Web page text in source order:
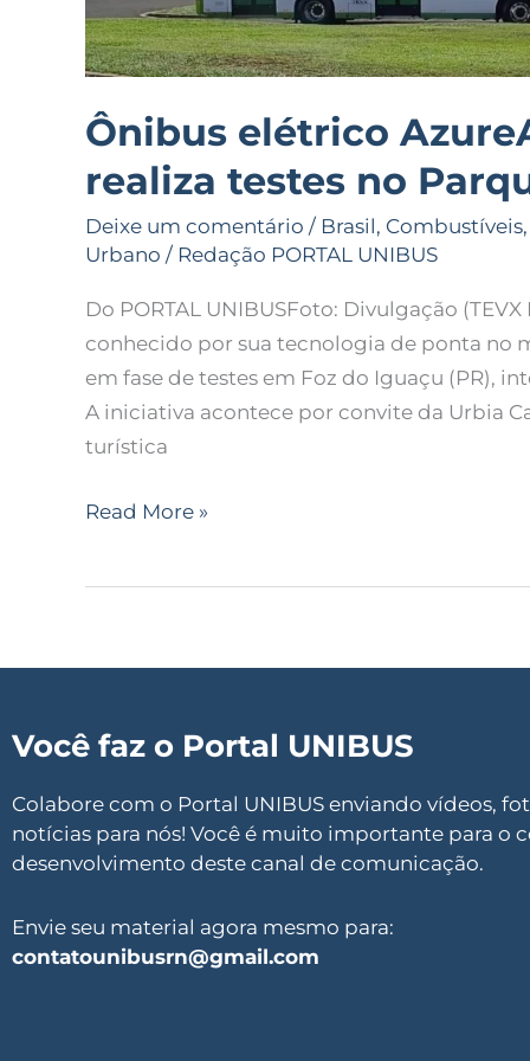
Ônibus elétrico
realiza testes no
Deixe um comentário / Brasil, Combustíveis,
Urbano / Redação PORTAL UNIBUS
Do PORTAL UNIBUSFoto: Divulgação
conhecido por sua tecnologia de ponta no
em fase de testes em Foz do Iguaçu (PR),
A iniciativa acontece por convite da Urbia
turística
Iguaçu
Read More »
Você faz o Portal UNIBUS
Colabore com o Portal UNIBUS enviando vídeos,
notícias para nós! Você é muito importante para o
desenvolvimento deste canal de comunicação.
Envie seu material agora mesmo para:
contatounibusrn@gmail.com